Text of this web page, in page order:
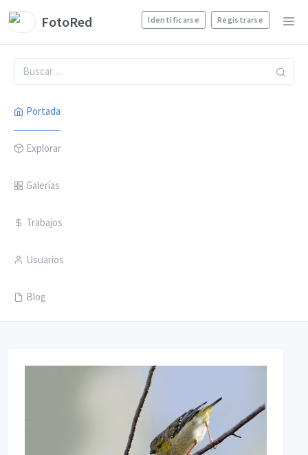
FotoRed Identificarse Registrarse
Portada
Explorar
Galerías
Trabajos
Usuarios
Blog